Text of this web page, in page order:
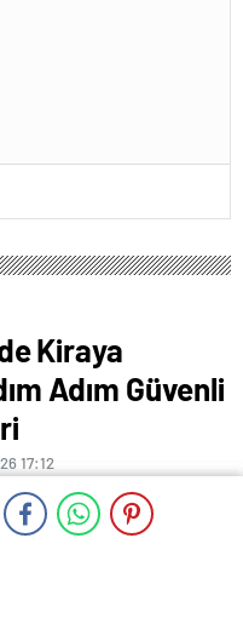
Kiraya
Adım Güvenli
17:12